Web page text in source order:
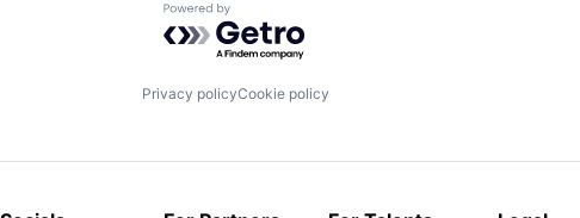
Powered by Getro.com
Privacy policyCookie policy